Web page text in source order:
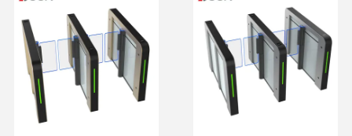
Flughafendrehkreuz
Voller Höhe Drehkreuz
Gesichtserkennung Access Control System